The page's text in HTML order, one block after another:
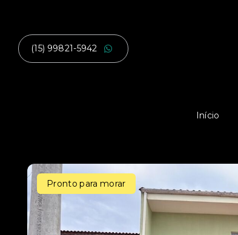
(15) 99821-5942
Início
Pronto para morar